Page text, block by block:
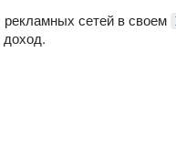
рекламных сетей в своем
доход.